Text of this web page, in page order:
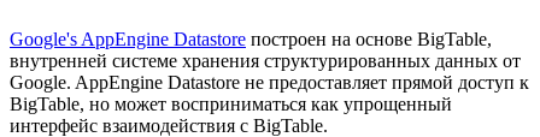
Google's AppEngine Datastore построен на основе BigTable,
внутренней системе хранения структурированных данных от
Google. AppEngine Datastore не предоставляет прямой доступ к
BigTable, но может восприниматься как упрощенный
интерфейс взаимодействия с BigTable.